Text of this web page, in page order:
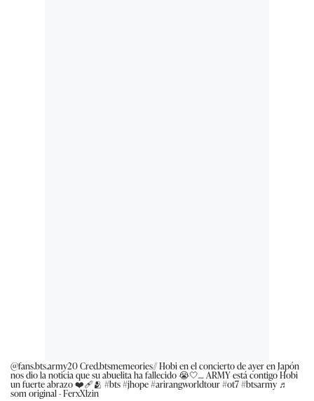
@fans.bts.army20Cred.btsmemeories// Hobi en el concierto de ayer en Japón
nos dio la noticia que su abuelita ha fallecido 😭🤍… ARMY está contigo Hobi
un fuerte abrazo ❤️‍🩹🫂 #bts#jhope#arirangworldtour#ot7#btsarmy ♬
som original - FerxXlzin